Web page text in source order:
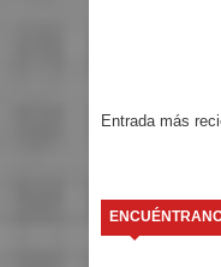
Entrada más